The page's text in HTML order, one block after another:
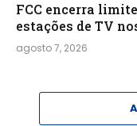
FCC encerra
estações de TV
agosto 7, 2026